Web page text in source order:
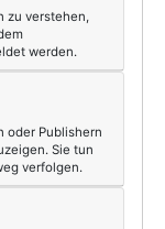
zu verstehen,
werden.
oder Publishern
Sie tun
verfolgen.